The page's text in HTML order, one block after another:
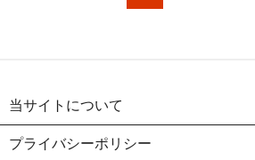
当サイトについて
プライバシーポリシー